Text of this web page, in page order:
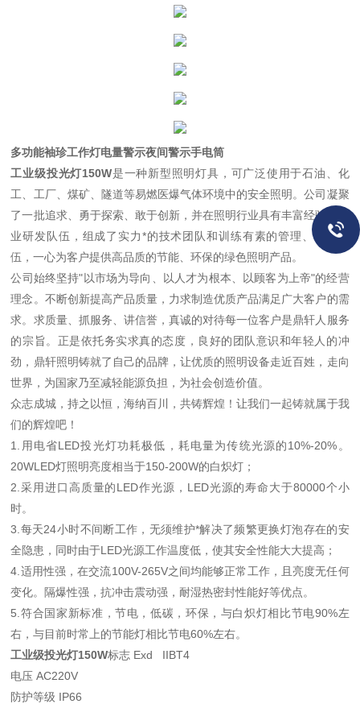
多功能袖珍工作灯电量警示夜间警示手电筒
工业级投光灯150W是一种新型照明灯具，可广泛使用于石油、化
工、工厂、煤矿、隧道等易燃医爆气体环境中的安全照明。公司凝聚
了一批追求、勇于探索、敢于创新，并在照明行业具有丰富经验的专
业研发队伍，组成了实力*的技术团队和训练有素的管理、营销队
伍，一心为客户提供高品质的节能、环保的绿色照明产品。
公司始终坚持"以市场为导向、以人才为根本、以顾客为上帝"的经营
理念。不断创新提高产品质量，力求制造优质产品满足广大客户的需
求。求质量、抓服务、讲信誉，真诚的对待每一位客户是鼎轩人服务
的宗旨。正是依托务实求真的态度，良好的团队意识和年轻人的冲
劲，鼎轩照明铸就了自己的品牌，让优质的照明设备走近百姓，走向
世界，为国家乃至减轻能源负担，为社会创造价值。
众志成城，持之以恒，海纳百川，共铸辉煌！让我们一起铸就属于我
们的辉煌吧！
1.用电省LED投光灯功耗极低，耗电量为传统光源的10%-20%。
20WLED灯照明亮度相当于150-200W的白炽灯；
2.采用进口高质量的LED作光源，LED光源的寿命大于80000个小
时。
3.每天24小时不间断工作，无须维护*解决了频繁更换灯泡存在的安
全隐患，同时由于LED光源工作温度低，使其安全性能大大提高；
4.适用性强，在交流100V-265V之间均能够正常工作，且亮度无任何
变化。隔爆性强，抗冲击震动强，耐湿热密封性能好等优点。
5.符合国家新标准，节电，低碳，环保，与白炽灯相比节电90%左
右，与目前时常上的节能灯相比节电60%左右。
工业级投光灯150W标志 Exd IIBT4
电压 AC220V
防护等级 IP66